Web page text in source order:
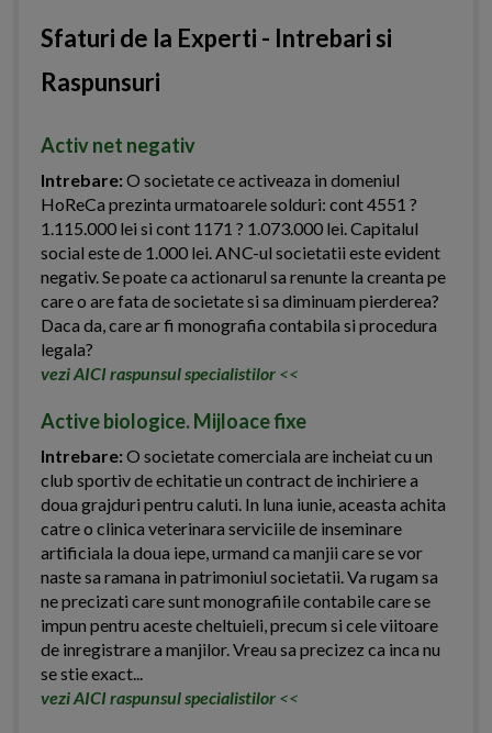
Sfaturi de la Experti - Intrebari si
Raspunsuri
Activ net negativ
Intrebare:O societate ce activeaza in domeniul
HoReCa prezinta urmatoarele solduri: cont 4551 ?
1.115.000 lei si cont 1171 ? 1.073.000 lei. Capitalul
social este de 1.000 lei. ANC-ul societatii este evident
negativ. Se poate ca actionarul sa renunte la creanta pe
care o are fata de societate si sa diminuam pierderea?
Daca da, care ar fi monografia contabila si procedura
legala?
vezi AICI raspunsul specialistilor <<
Active biologice. Mijloace fixe
Intrebare:O societate comerciala are incheiat cu un
club sportiv de echitatie un contract de inchiriere a
doua grajduri pentru caluti. In luna iunie, aceasta achita
catre o clinica veterinara serviciile de inseminare
artificiala la doua iepe, urmand ca manjii care se vor
naste sa ramana in patrimoniul societatii. Va rugam sa
ne precizati care sunt monografiile contabile care se
impun pentru aceste cheltuieli, precum si cele viitoare
de inregistrare a manjilor. Vreau sa precizez ca inca nu
se stie exact...
vezi AICI raspunsul specialistilor <<